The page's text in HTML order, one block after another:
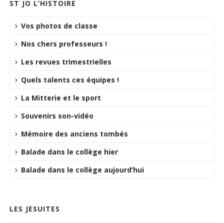
ST JO L’HISTOIRE
Vos photos de classe
Nos chers professeurs !
Les revues trimestrielles
Quels talents ces équipes !
La Mitterie et le sport
Souvenirs son-vidéo
Mémoire des anciens tombés
Balade dans le collège hier
Balade dans le collège aujourd’hui
LES JESUITES